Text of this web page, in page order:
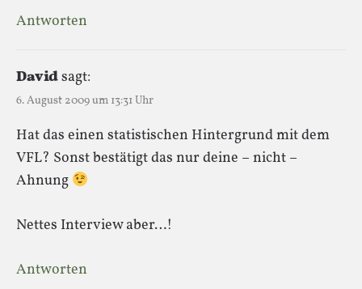
Antworten
Davidsagt:
6. August 2009 um 13:31 Uhr
Hat das einen statistischen Hintergrund mit dem
VFL? Sonst bestätigt das nur deine – nicht –
Ahnung
Nettes Interview aber…!
Antworten